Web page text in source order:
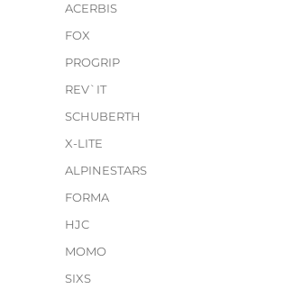
ACERBIS
FOX
PROGRIP
REV`IT
SCHUBERTH
X-LITE
ALPINESTARS
FORMA
HJC
MOMO
SIXS